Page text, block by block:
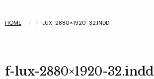
HOME F-LUX-2880×1920-32.INDD
f-lux-2880×1920-32.indd